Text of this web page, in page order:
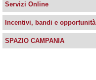
Servizi Online
Incentivi, bandi e opportunità
SPAZIO CAMPANIA